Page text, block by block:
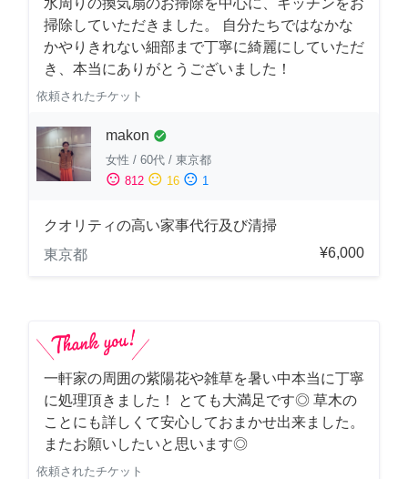
水周りの換気扇のお掃除を中心に、キッチンをお
掃除していただきました。 自分たちではなかな
かやりきれない細部まで丁寧に綺麗にしていただ
き、本当にありがとうございました！
依頼されたチケット
makon check_circle
女性 / 60代 / 東京都
sentiment_satisfied 812 sentiment_neutral 16 sentiment_dissatisfied 1
クオリティの高い家事代行及び清掃
東京都
¥6,000
一軒家の周囲の紫陽花や雑草を暑い中本当に丁寧
に処理頂きました！ とても大満足です◎ 草木の
ことにも詳しくて安心しておまかせ出来ました。
またお願いしたいと思います◎
依頼されたチケット